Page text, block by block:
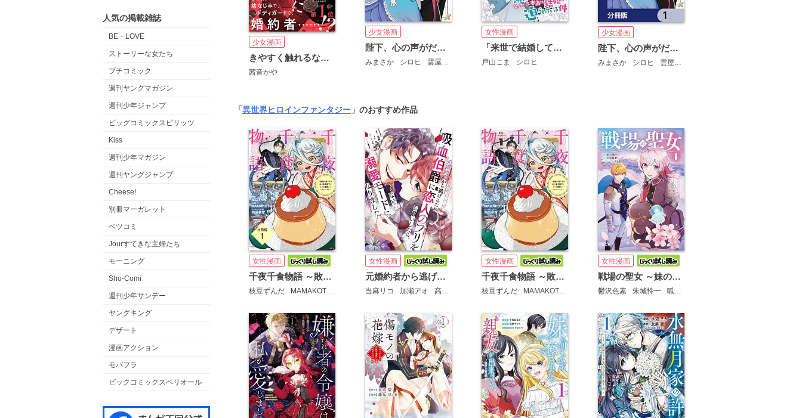
人気の掲載雑誌
BE・LOVE
ストーリーな女たち
プチコミック
週刊ヤングマガジン
週刊少年ジャンプ
ビッグコミックスピリッツ
Kiss
週刊少年マガジン
週刊ヤングジャンプ
Cheese!
別冊マーガレット
ベツコミ
Jourすてきな主婦たち
モーニング
Sho-Comi
週刊少年サンデー
ヤングキング
デザート
漫画アクション
モバフラ
ビックコミックスペリオール
少女漫画
きやすく触れるな黒薔薇に
茜音かや
少女漫画
陛下、心の声がだだ漏れです！
みまさか シロヒ 雲屋ゆきお
女性漫画
「来世で結婚してくれますか」と誓った部下が、現世では年上の騎士団長様になっていて、本当に結婚を迫られている件
戸山こま シロヒ
少女漫画
陛下、心の声がだだ漏れです！【分冊版】
みまさか シロヒ 雲屋ゆきお
「異世界ヒロインファンタジー 」のおすすめ作品
女性漫画
千夜千食物語 ～敗国の姫ですが氷の皇子殿下がどうも溺愛してくれています～ 分冊版
枝豆ずんだ MAMAKOTO 鴉羽凛燈
女性漫画
元婚約者から逃げるため吸血伯爵に恋人のフリをお願いしたら、なぜか溺愛モードになりました
当麻リコ 加瀬アオ 高山しのぶ
女性漫画
千夜千食物語 ～敗国の姫ですが氷の皇子殿下がどうも溺愛してくれています～
枝豆ずんだ MAMAKOTO 鴉羽凛燈
女性漫画
戦場の聖女 ～妹の代わりに公爵騎士に嫁ぐことになりましたが、今は幸せです～
鬱沢色素 朱城怜一 呱々唄七つ